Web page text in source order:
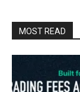
MOST READ